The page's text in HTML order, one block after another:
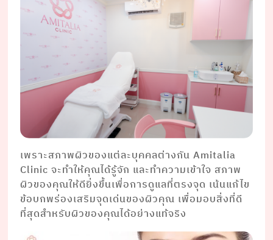
เพราะสภาพผิวของแต่ละบุคคลต่างกัน Amitalia
Clinic จะทำให้คุณได้รู้จัก และทำความเข้าใจ สภาพ
ผิวของคุณให้ดียิ่งขึ้นเพื่อการดูแลที่ตรงจุด เน้นแก้ไข
ข้อบกพร่องเสริมจุดเด่นของผิวคุณ เพื่อมอบสิ่งที่ดี
ที่สุดสำหรับผิวของคุณได้อย่างแท้จริง